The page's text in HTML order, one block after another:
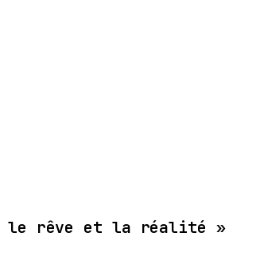
le rêve et la réalité »